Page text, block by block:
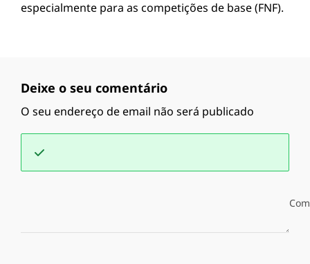
especialmente para as competições de base (FNF).
Deixe o seu comentário
O seu endereço de email não será publicado